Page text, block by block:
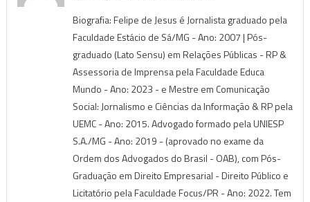
Biografia: Felipe de Jesus é Jornalista graduado pela
Faculdade Estácio de Sá/MG - Ano: 2007 | Pós-
graduado (Lato Sensu) em Relações Públicas - RP &
Assessoria de Imprensa pela Faculdade Educa
Mundo - Ano: 2023 - e Mestre em Comunicação
Social: Jornalismo e Ciências da Informação & RP pela
UEMC - Ano: 2015. Advogado formado pela UNIESP
S.A./MG - Ano: 2019 - (aprovado no exame da
Ordem dos Advogados do Brasil - OAB), com Pós-
Graduação em Direito Empresarial - Direito Público e
Licitatório pela Faculdade Focus/PR - Ano: 2022. Tem